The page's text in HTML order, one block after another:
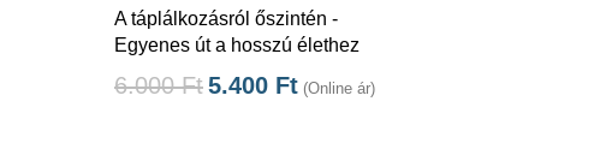
A táplálkozásról őszintén -
Egyenes út a hosszú élethez
6.000Ft5.400 Ft (Online ár)